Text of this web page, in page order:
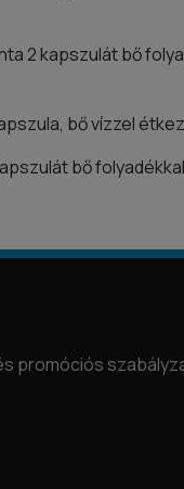
2 kapszulát bő
bő vízzel
bő
promóciós